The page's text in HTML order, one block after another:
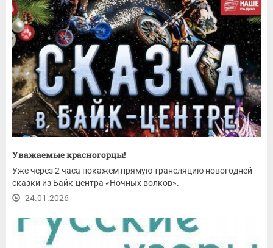
Уважаемые красногорцы!
Уже через 2 часа покажем прямую трансляцию новогодней
сказки из Байк-центра «Ночных волков».
24.01.2026